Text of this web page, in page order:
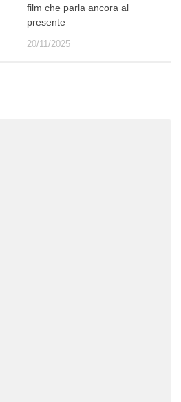
film che parla ancora al
presente
20/11/2025